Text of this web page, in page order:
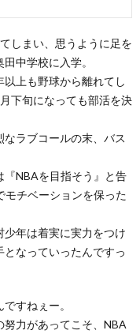
しまい、思うように足を
中学校に入学。
上も野球から離れてし
下旬になっても部活を決
ラブコールの末、バス
『NBAを目指そう』と告
モチベーションを保った
年は着実に実力をつけ
なっていったんですっ
すねぇー。
力があってこそ、NBA